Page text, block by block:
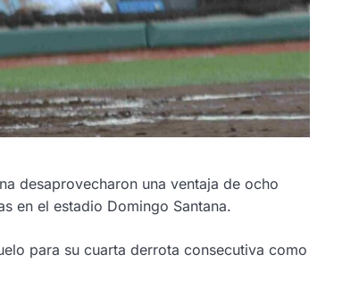
desaprovecharon una ventaja de ocho
en el estadio Domingo Santana.
para su cuarta derrota consecutiva como